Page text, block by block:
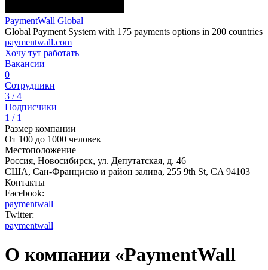
PaymentWall Global
Global Payment System with 175 payments options in 200 countries
paymentwall.com
Хочу тут работать
Вакансии
0
Сотрудники
3 / 4
Подписчики
1 / 1
Размер компании
От 100 до 1000 человек
Местоположение
Россия, Новосибирск, ул. Депутатская, д. 46
США, Сан-Франциско и район залива, 255 9th St, CA 94103
Контакты
Facebook:
paymentwall
Twitter:
paymentwall
О компании «PaymentWall